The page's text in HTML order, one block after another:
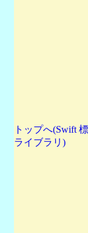
トップへ(Swift
ライブラリ)